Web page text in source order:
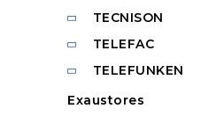
TECNISON
TELEFAC
TELEFUNKEN
Exaustores